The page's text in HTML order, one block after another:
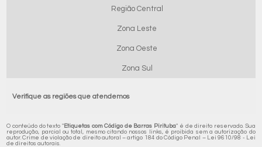
Região Central
Zona Leste
Zona Oeste
Zona Sul
Verifique as regiões que atendemos
O conteúdo do texto " Etiquetas com Código de Barras Pirituba" é de direito reservado. Sua
reprodução, parcial ou total, mesmo citando nossos links, é proibida sem a autorização do
autor. Crime de violação de direito autoral – artigo 184 do Código Penal –
Lei 9610/98 - Lei
de direitos autorais